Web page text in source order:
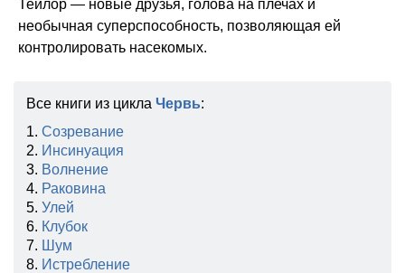
Тейлор — новые друзья, голова на плечах и
необычная суперспособность, позволяющая ей
контролировать насекомых.
Все книги из цикла Червь:
1. Созревание
2. Инсинуация
3. Волнение
4. Раковина
5. Улей
6. Клубок
7. Шум
8. Истребление